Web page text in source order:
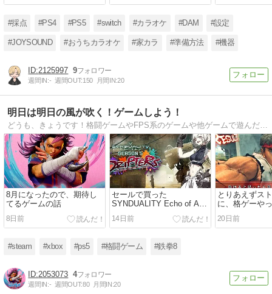
#採点 #PS4 #PS5 #switch #カラオケ #DAM #設定
#JOYSOUND #おうちカラオケ #家カラ #準備方法 #機器
2125997 9
週間IN:- 週間OUT:150 月間IN:20
明日は明日の風が吹く！ゲームしよう！
どうも、きょうです！格闘ゲームやFPS系のゲームや他ゲームで遊んだこと、気付いたことなどを日々気ままに書いています。
8月になったので、期待し
てるゲームの話
8日前
セールで買った
SYNDUALITY Echo of Ada
が楽しい話
14日前
とりあえずス
に、格ゲーや
20日前
#steam #xbox #ps5 #格闘ゲーム #鉄拳8
2053073 4
週間IN:- 週間OUT:80 月間IN:20